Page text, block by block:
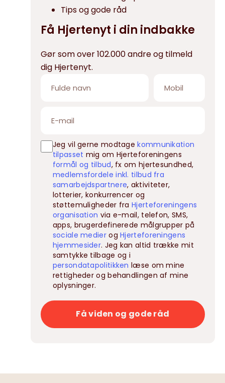
Tips og gode råd
Få Hjertenyt i din indbakke
Gør som over 102.000 andre og tilmeld
dig Hjertenyt.
Jeg vil gerne modtagekommunikation
tilpasset mig om Hjerteforeningens
formål og tilbud, fx om hjertesundhed,
medlemsfordele inkl. tilbud fra
samarbejdspartnere, aktiviteter,
lotterier, konkurrencer og
støttemuligheder fraHjerteforeningens
organisation via e-mail, telefon, SMS,
apps, brugerdefinerede målgrupper på
sociale medierogHjerteforeningens
hjemmesider. Jeg kan altid trække mit
samtykke tilbage og i
persondatapolitikken læse om mine
rettigheder og behandlingen af mine
oplysninger.
Få viden og gode råd